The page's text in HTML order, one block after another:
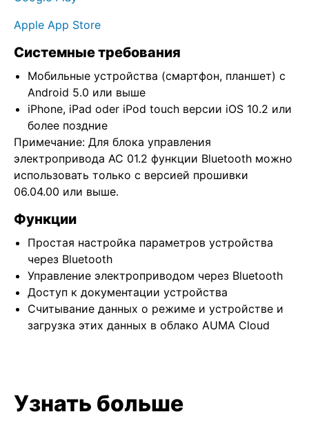
Apple App Store
Системные требования
Мобильные устройства (смартфон, планшет) с
Android 5.0 или выше
iPhone, iPad oder iPod touch версии iOS 10.2 или
более поздние
Примечание: Для блока управления
электропривода АС 01.2 функции Bluetooth можно
использовать только с версией прошивки
06.04.00 или выше.
Функции
Простая настройка параметров устройства
через Bluetooth
Управление электроприводом через Bluetooth
Доступ к документации устройства
Считывание данных о режиме и устройстве и
загрузка этих данных в облако AUMA Cloud
Узнать больше